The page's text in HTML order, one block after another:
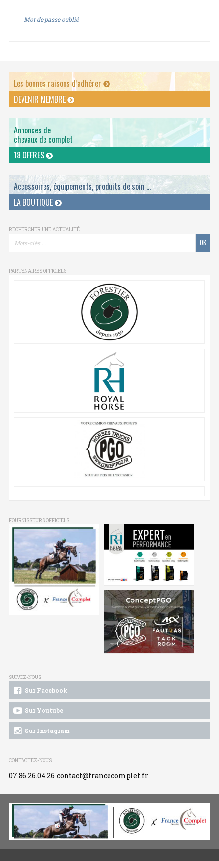
Mot de passe oublié
Les bonnes raisons d’adhérer
DEVENIR MEMBRE
Annonces de
chevaux de complet
18 OFFRES
Accessoires, équipements, produits de soin ...
LA BOUTIQUE
RECHERCHER UNE ACTUALITÉ
PARTENAIRES OFFICIELS
FOURNISSEURS OFFICIELS
SUIVEZ-NOUS
Sur Facebook
Sur Youtube
Sur Instagram
CONTACTEZ-NOUS
07.86.26.04.26 contact@francecomplet.fr